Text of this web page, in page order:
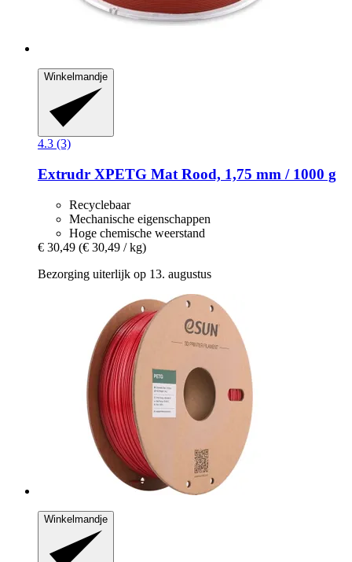
Winkelmandje
4.3 (3)
Extrudr XPETG Mat Rood, 1,75 mm / 1000 g
Recyclebaar
Mechanische eigenschappen
Hoge chemische weerstand
€ 30,49 (€ 30,49 / kg)
Bezorging uiterlijk op 13. augustus
Winkelmandje